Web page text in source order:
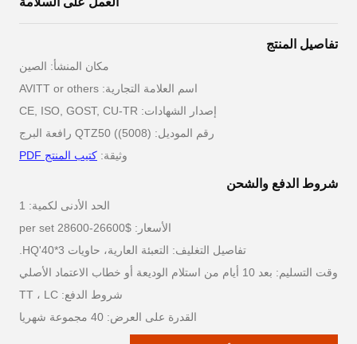
تفاصيل المنتج
مكان المنشأ: الصين
اسم العلامة التجارية: AVITT or others
إصدار الشهادات: CE, ISO, GOST, CU-TR
رقم الموديل: QTZ50 ((5008) رافعة البرج
وثيقة: كتيب المنتج PDF
شروط الدفع والشحن
الحد الأدنى لكمية: 1
الأسعار: $26600-28600 per set
تفاصيل التغليف: التعبئة العارية، حاويات 3*40'HQ.
وقت التسليم: بعد 10 أيام من استلام الوديعة أو خطاب الاعتماد الأصلي
شروط الدفع: TT ، LC
القدرة على العرض: 40 مجموعة شهريا